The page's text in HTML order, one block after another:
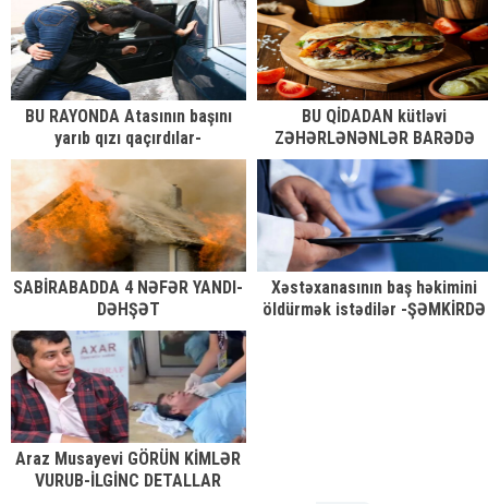
BU RAYONDA Atasının başını
yarıb qızı qaçırdılar-
DƏHŞƏTLİ...
BU QİDADAN kütləvi
ZƏHƏRLƏNƏNLƏR BARƏDƏ
YENİ DETALLAR - FOTO
SABİRABADDA 4 NƏFƏR YANDI-
DƏHŞƏT
Xəstəxanasının baş həkimini
öldürmək istədilər -ŞƏMKİRDƏ
Araz Musayevi GÖRÜN KİMLƏR
VURUB-İLGİNC DETALLAR